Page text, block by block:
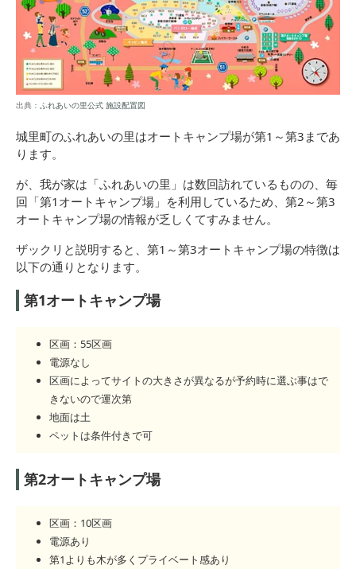
出典： ふれあいの里公式 施設配置図
城里町のふれあいの里はオートキャンプ場が第1～第3まであ
ります。
が、我が家は「ふれあいの里」は数回訪れているものの、毎
回「第1オートキャンプ場」を利用しているため、第2～第3
オートキャンプ場の情報が乏しくてすみません。
ザックリと説明すると、第1～第3オートキャンプ場の特徴は
以下の通りとなります。
第1オートキャンプ場
区画：55区画
電源なし
区画によってサイトの大きさが異なるが予約時に選ぶ事はで
きないので運次第
地面は土
ペットは条件付きで可
第2オートキャンプ場
区画：10区画
電源あり
第1よりも木が多くプライベート感あり